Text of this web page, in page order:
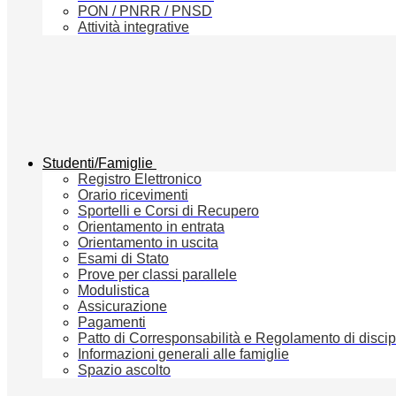
PON / PNRR / PNSD
Attività integrative
Studenti/Famiglie
Registro Elettronico
Orario ricevimenti
Sportelli e Corsi di Recupero
Orientamento in entrata
Orientamento in uscita
Esami di Stato
Prove per classi parallele
Modulistica
Assicurazione
Pagamenti
Patto di Corresponsabilità e Regolamento di
Informazioni generali alle famiglie
Spazio ascolto